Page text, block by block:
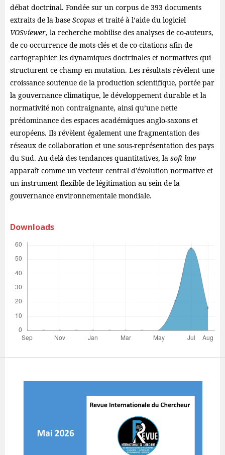
débat doctrinal. Fondée sur un corpus de 393 documents
extraits de la base Scopus et traité à l’aide du logiciel
VOSviewer, la recherche mobilise des analyses de co-auteurs,
de co-occurrence de mots-clés et de co-citations afin de
cartographier les dynamiques doctrinales et normatives qui
structurent ce champ en mutation. Les résultats révèlent une
croissance soutenue de la production scientifique, portée par
la gouvernance climatique, le développement durable et la
normativité non contraignante, ainsi qu’une nette
prédominance des espaces académiques anglo-saxons et
européens. Ils révèlent également une fragmentation des
réseaux de collaboration et une sous-représentation des pays
du Sud. Au-delà des tendances quantitatives, la soft law
apparaît comme un vecteur central d’évolution normative et
un instrument flexible de légitimation au sein de la
gouvernance environnementale mondiale.
Downloads